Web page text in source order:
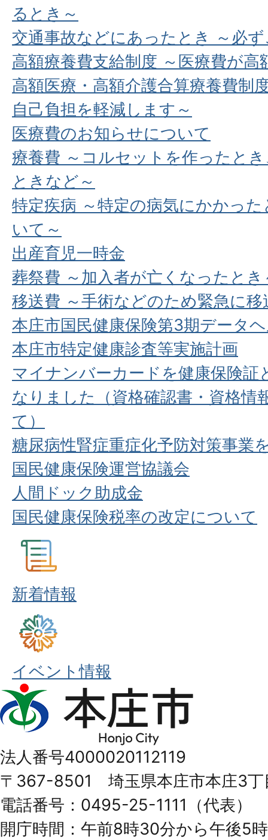
るとき～
交通事故などにあったとき ～必
高額療養費支給制度 ～医療費が
高額医療・高額介護合算療養費制
自己負担を軽減します～
医療費のお知らせについて
療養費 ～コルセットを作ったと
ときなど～
特定疾病 ～特定の病気にかかっ
いて～
出産育児一時金
葬祭費 ～加入者が亡くなったとき
移送費 ～手術などのため緊急に
本庄市国民健康保険第3期データ
本庄市特定健康診査等実施計画
マイナンバーカードを健康保険証
なりました（資格確認書・資格情
て）
糖尿病性腎症重症化予防対策事業
国民健康保険運営協議会
人間ドック助成金
国民健康保険税率の改定について
新着情報
イベント情報
本
庄
Honjo
City
法人番号4000020112119
〒367-8501 埼玉県本庄市本庄3丁
電話番号：0495-25-1111（代表）
開庁時間：午前8時30分から午後5